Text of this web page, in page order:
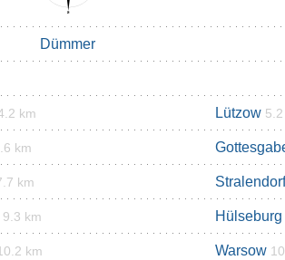
Dümmer
km Lützow
km
km Stralendorf
9.3 km Hülseburg
km Warsow